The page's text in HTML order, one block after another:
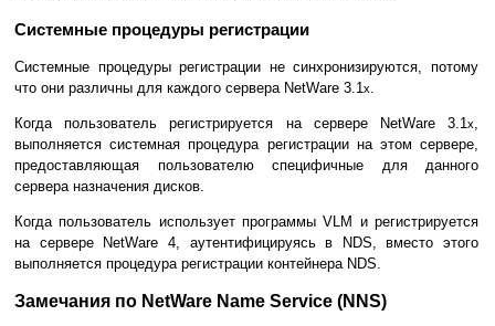
Системные процедуры регистрации
Системные процедуры регистрации не синхронизируются, потому
что они различны для каждого сервера NetWare 3.1x.
Когда пользователь регистрируется на сервере NetWare 3.1x,
выполняется системная процедура регистрации на этом сервере,
предоставляющая пользователю специфичные для данного
сервера назначения дисков.
Когда пользователь использует программы VLM и регистрируется
на сервере NetWare 4, аутентифицируясь в NDS, вместо этого
выполняется процедура регистрации контейнера NDS.
Замечания по NetWare Name Service (NNS)